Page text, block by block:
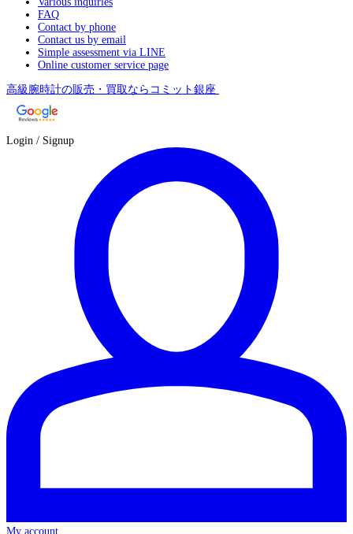
FAQ
Contact by phone
Contact us by email
Simple assessment via LINE
Online customer service page
高級腕時計の販売・買取ならコミット銀座
Login / Signup
My account